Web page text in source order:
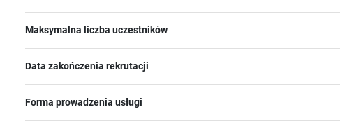
Maksymalna liczba uczestników
Data zakończenia rekrutacji
Forma prowadzenia usługi